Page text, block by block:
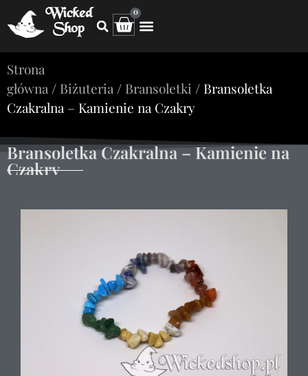
Wicked
Shop
0
Strona
główna / Biżuteria / Bransoletki / Bransoletka
Czakralna – Kamienie na Czakry
Bransoletka Czakralna – Kamienie na
Czakry